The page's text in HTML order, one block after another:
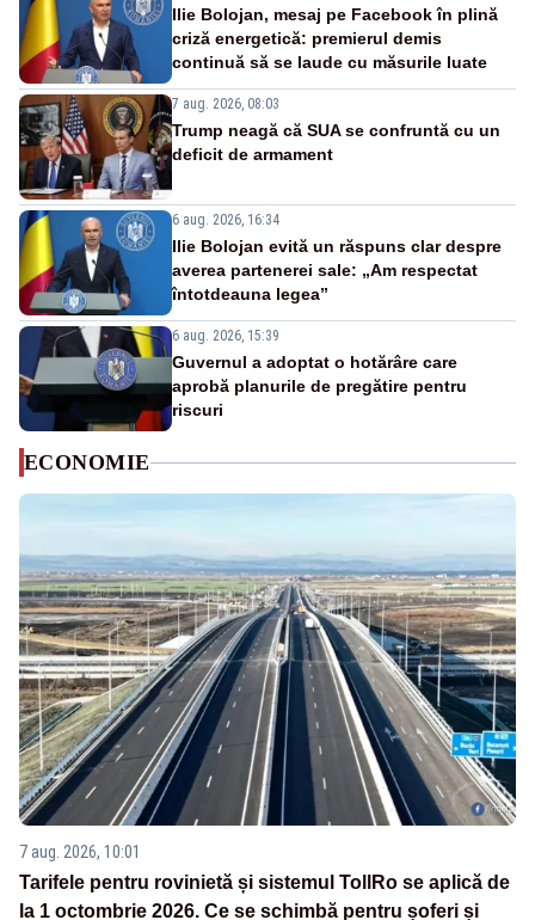
Ilie Bolojan, mesaj pe Facebook în plină
criză energetică: premierul demis
continuă să se laude cu măsurile luate
7 aug. 2026, 08:03
Trump neagă că SUA se confruntă cu un
deficit de armament
6 aug. 2026, 16:34
Ilie Bolojan evită un răspuns clar despre
averea partenerei sale: „Am respectat
întotdeauna legea”
6 aug. 2026, 15:39
Guvernul a adoptat o hotărâre care
aprobă planurile de pregătire pentru
riscuri
ECONOMIE
7 aug. 2026, 10:01
Tarifele pentru rovinietă și sistemul TollRo se aplică de
la 1 octombrie 2026. Ce se schimbă pentru șoferi și